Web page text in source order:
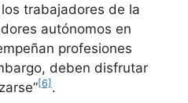
trabajadores de la
autónomos en
profesiones
deben disfrutar
[6] .